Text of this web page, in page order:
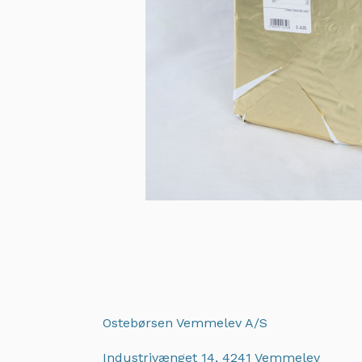
Ostebørsen Vemmelev A/S
Industrivænget 14, 4241 Vemmelev